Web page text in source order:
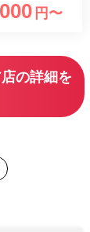
理でおもて
様〜35名様
19～35名用/
約をお願
上質な料
円〜
の詳細を